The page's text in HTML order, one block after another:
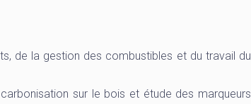
de la gestion des combustibles et du travail du
sur le bois et étude des marqueurs